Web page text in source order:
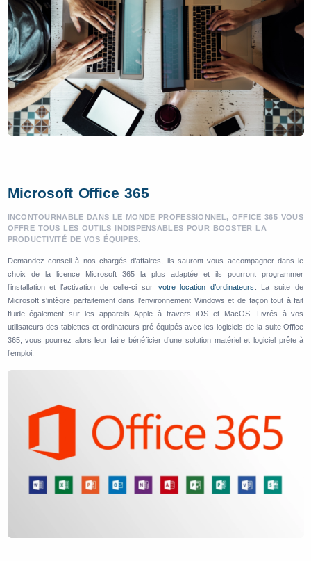
Microsoft Office 365
INCONTOURNABLE DANS LE MONDE PROFESSIONNEL, OFFICE 365 VOUS
OFFRE TOUS LES OUTILS INDISPENSABLES POUR BOOSTER LA
PRODUCTIVITÉ DE VOS ÉQUIPES.
Demandez conseil à nos chargés d’affaires, ils sauront vous accompagner dans le
choix de la licence Microsoft 365 la plus adaptée et ils pourront programmer
l’installation et l’activation de celle-ci sur votre location d’ordinateurs
. La suite de
Microsoft s'intègre parfaitement dans l’environnement Windows et de façon tout à fait
fluide également sur les appareils Apple à travers iOS et MacOS. Livrés à vos
utilisateurs des tablettes et ordinateurs pré-équipés avec les logiciels de la suite Office
365, vous pourrez alors leur faire bénéficier d’une solution matériel et logiciel prête à
l’emploi.